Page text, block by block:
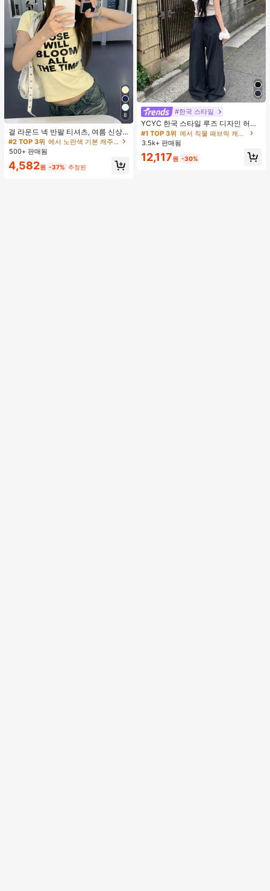
8
걸 라운드 넥 반팔 티셔츠, 여름 신상
레터 프린트, 아메리칸 핫걸 스타일,
패션 캐주얼 다용도 슬림핏 크롭 탑 옐
로우
#2 TOP 3위
에서 노란색 기본 캐주얼 티셔츠
500+ 판매됨
4,582원 -37% 추정된
#한국 스타일
YCYC 한국 스타일 루즈 디자인 허리
밴드 얇은 스트레이트 레그 캐주얼 스
포츠 팬츠
#1 TOP 3위
거의 매진!
#1 TOP 3위
에서 직물 패브릭 캐주얼 바지
거의 매진!
#1 TOP 3위
에서 직물 패브릭 캐주얼 바지
거의 매진!
#1 TOP 3위
거의 매진!
3.5k+ 판매됨
12,117원 -30%